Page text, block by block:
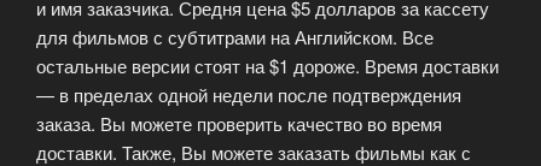
отдыхают.»
и имя заказчика. Средня цена $5 долларов за кассету
для фильмов с субтитрами на Английском. Все
остальные версии стоят на $1 дороже. Время доставки
— в пределах одной недели после подтверждения
заказа. Вы можете проверить качество во время
доставки. Также, Вы можете заказать фильмы как с